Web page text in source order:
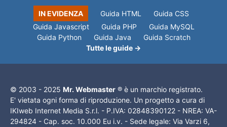
IN EVIDENZA Guida HTML
Guida CSS
Guida Javascript
Guida PHP
Guida MySQL
Guida Python
Guida Java
Guida Scratch
Tutte le guide →
© 2003 - 2025 Mr. Webmaster ® è un marchio registrato.
E' vietata ogni forma di riproduzione. Un progetto a cura di
IKIweb Internet Media S.r.l. - P.IVA: 02848390122 - NREA: VA-
294824 - Cap. soc. 10.000 Eu i.v. - Sede legale: Via Varzi 6,